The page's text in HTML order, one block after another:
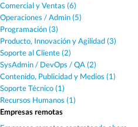
Comercial y Ventas (6)
Operaciones / Admin (5)
Programación (3)
Producto, Innovación y Agilidad (3)
Soporte al Cliente (2)
SysAdmin / DevOps / QA (2)
Contenido, Publicidad y Medios (1)
Soporte Técnico (1)
Recursos Humanos (1)
Empresas remotas